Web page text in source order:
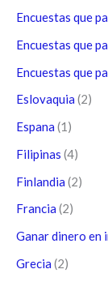
Encuestas que
Encuestas que
Encuestas que
Eslovaquia (2)
Espana (1)
Filipinas (4)
Finlandia (2)
Francia (2)
Ganar dinero en
Grecia (2)